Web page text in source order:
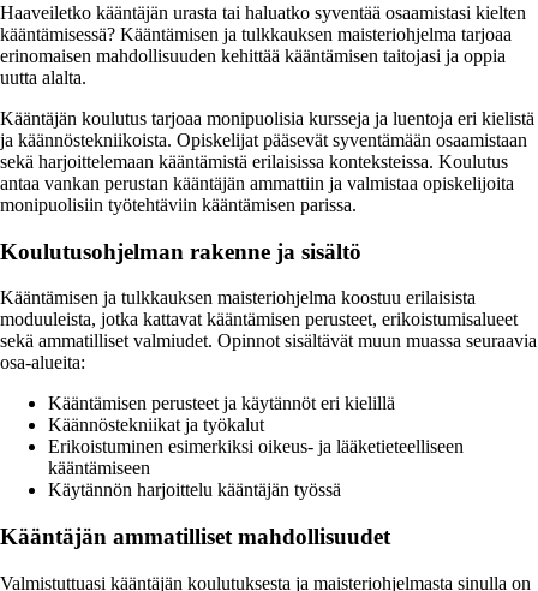
Haaveiletko kääntäjän urasta tai haluatko syventää osaamistasi kielten
kääntämisessä? Kääntämisen ja tulkkauksen maisteriohjelma tarjoaa
erinomaisen mahdollisuuden kehittää kääntämisen taitojasi ja oppia
uutta alalta.
Kääntäjän koulutus tarjoaa monipuolisia kursseja ja luentoja eri kielistä
ja käännöstekniikoista. Opiskelijat pääsevät syventämään osaamistaan
sekä harjoittelemaan kääntämistä erilaisissa konteksteissa. Koulutus
antaa vankan perustan kääntäjän ammattiin ja valmistaa opiskelijoita
monipuolisiin työtehtäviin kääntämisen parissa.
Koulutusohjelman rakenne ja sisältö
Kääntämisen ja tulkkauksen maisteriohjelma koostuu erilaisista
moduuleista, jotka kattavat kääntämisen perusteet, erikoistumisalueet
sekä ammatilliset valmiudet. Opinnot sisältävät muun muassa seuraavia
osa-alueita:
Kääntämisen perusteet ja käytännöt eri kielillä
Käännöstekniikat ja työkalut
Erikoistuminen esimerkiksi oikeus- ja lääketieteelliseen
kääntämiseen
Käytännön harjoittelu kääntäjän työssä
Kääntäjän ammatilliset mahdollisuudet
Valmistuttuasi kääntäjän koulutuksesta ja maisteriohjelmasta sinulla on